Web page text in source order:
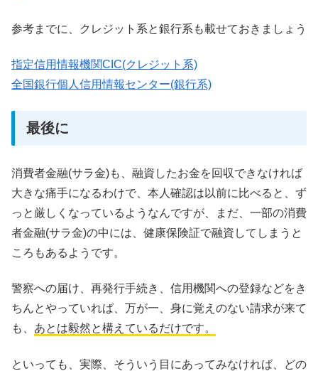
参考までに、クレジット系と銀行系も載せておきましょう
指定信用情報機関CIC(クレジット系)
全国銀行個人信用情報センター(銀行系)
最後に
消費者金融(サラ金)も、融資したお金を回収できなければ
大きな痛手になるわけで、 本人確認は以前に比べると、ず
っと厳しくなっているようなんですが、
まだ、一部の消費
者金融(サラ金)の中には、健康保険証で融資してしまうと
ころもあるようです。
警察への届け、再発行手続き、信用機関への登録などをき
ちんとやっていれば、万が一、身に覚えのない請求が来て
も、 あとは毅然と構えているだけです。
といっても、実際、そういう目にあってみなければ、どの